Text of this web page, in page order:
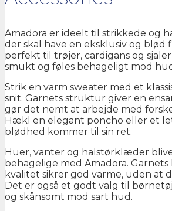
Amadora er ideelt til strikkede og
der skal have en eksklusiv og blød
perfekt til trøjer, cardigans og
smukt og føles behageligt mod
Strik en varm sweater med et
snit. Garnets struktur giver en
gør det nemt at arbejde med
Hækl en elegant poncho eller et
blødhed kommer til sin ret.
Huer, vanter og halstørklæder
behagelige med Amadora.
kvalitet sikrer god varme, uden at
Det er også et godt valg til
og skånsomt mod sart hud.